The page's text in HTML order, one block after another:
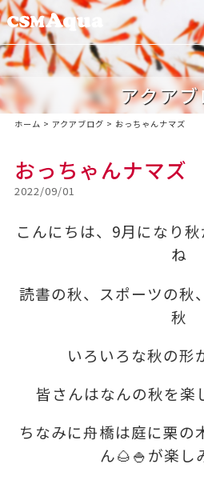
アクア
ホーム > アクアブログ > おっちゃんナマズ
おっちゃんナマズ
2022/09/01
こんにちは、9月になり
ね
読書の秋、スポーツの秋
秋
いろいろな秋の形
皆さんはなんの秋を楽
ちなみに舟橋は庭に栗の
ん🌰🍚が楽し